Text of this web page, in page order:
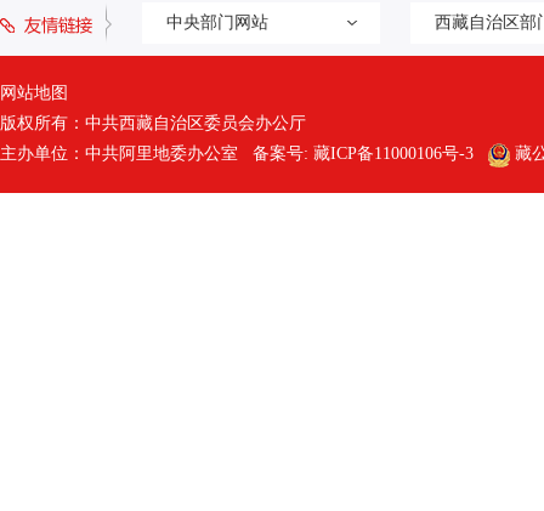
中央部门网站 西藏自治区部
网站地图
版权所有：中共西藏自治区委员会办公厅
主办单位：中共阿里地委办公室 备案号: 藏ICP备11000106号-3 藏